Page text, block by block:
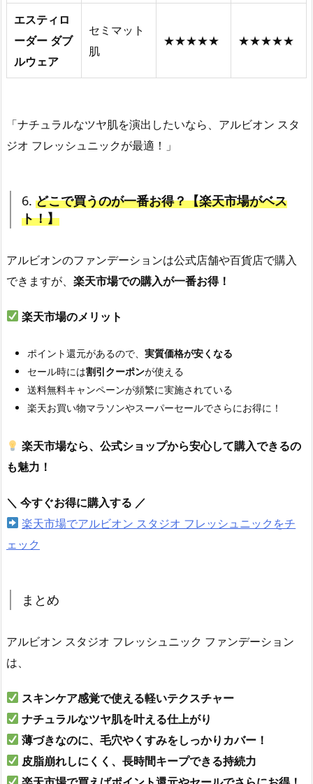
エスティロ
ーダー ダブ
ルウェア
セミマット
肌
★★★★★ ★★★★★
「ナチュラルなツヤ肌を演出したいなら、アルビオン スタ
ジオ フレッシュニックが最適！」
6. どこで買うのが一番お得？【楽天市場がベス
ト！】
アルビオンのファンデーションは公式店舗や百貨店で購入
できますが、 楽天市場での購入が一番お得！
楽天市場のメリット
ポイント還元があるので、 実質価格が安くなる
セール時には割引クーポンが使える
送料無料キャンペーンが頻繁に実施されている
楽天お買い物マラソンやスーパーセールでさらにお得に！
楽天市場なら、公式ショップから安心して購入できるの
も魅力！
＼ 今すぐお得に購入する ／
楽天市場でアルビオン スタジオ フレッシュニックをチ
ェック
まとめ
アルビオン スタジオ フレッシュニック ファンデーション
は、
スキンケア感覚で使える軽いテクスチャー
ナチュラルなツヤ肌を叶える仕上がり
薄づきなのに、毛穴やくすみをしっかりカバー！
皮脂崩れしにくく、長時間キープできる持続力